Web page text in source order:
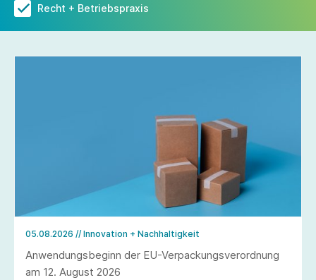
Recht + Betriebspraxis
05.08.2026 // Innovation + Nachhaltigkeit
Anwendungsbeginn der EU-Verpackungsverordnung
am 12. August 2026